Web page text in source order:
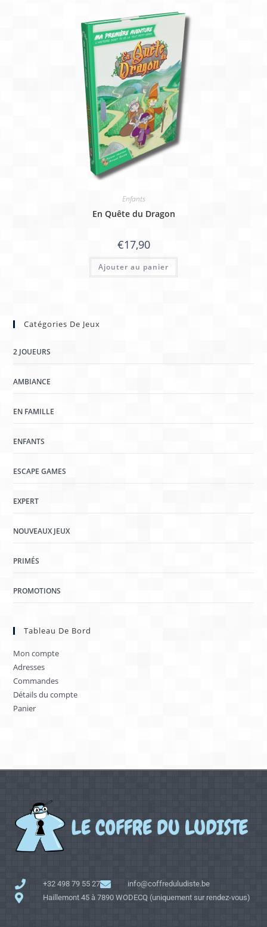
Enfants
En Quête du Dragon
€17,90
Ajouter au panier
Catégories De Jeux
2 JOUEURS
AMBIANCE
EN FAMILLE
ENFANTS
ESCAPE GAMES
EXPERT
NOUVEAUX JEUX
PRIMÉS
PROMOTIONS
Tableau De Bord
Mon compte
Adresses
Commandes
Détails du compte
Panier
+32 498 79 55 27
info@coffreduludiste.be
Haillemont 45 à 7890 WODECQ (uniquement sur rendez-vous)